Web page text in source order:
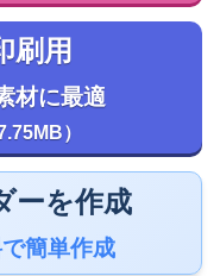
刷用
材に最適
）
ーを作成
簡単作成